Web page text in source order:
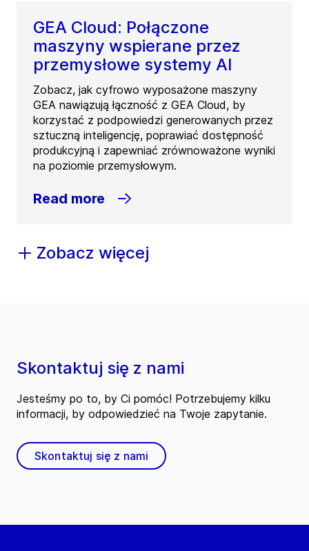
GEA Cloud: Połączone
maszyny wspierane przez
przemysłowe systemy AI
Zobacz, jak cyfrowo wyposażone maszyny
GEA nawiązują łączność z GEA Cloud, by
korzystać z podpowiedzi generowanych przez
sztuczną inteligencję, poprawiać dostępność
produkcyjną i zapewniać zrównoważone wyniki
na poziomie przemysłowym.
Read more
Zobacz więcej
Skontaktuj się z nami
Jesteśmy po to, by Ci pomóc! Potrzebujemy kilku
informacji, by odpowiedzieć na Twoje zapytanie.
Skontaktuj się z nami